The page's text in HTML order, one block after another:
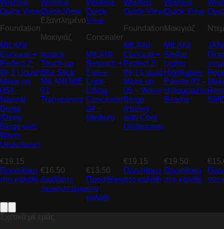
Wishlist
Quick View
Foundation
MILANI
Conceal +
Perfect 2-
IN-1 Liquid
Make up
05A –
Natural
Beige
(Deep
Beige with
Warm
Undertone)
€19.15
Προσθήκη
στο καλάθι
Wishlist
Quick View
Εξαντλημένο
Μακιγιάζ
Instant
Touch-up
Blur Stick
MILANI MIE
01
Transparent
€16.50
Διαβάστε
περισσότερα
Wishlist
Quick
View
Concealer
MILANI
Retouch +
Erase
Light-
Lifting
Concealer
04 –
Medium
€13.50
Προσθήκη
στο
καλάθι
Wishlist
Quick View
Foundation
MILANI
Conceal +
Perfect 2-
IN-1 Liquid
Make up
05 – Warm
Beige
(Honey
with Cool
Undertone)
€19.15
Προσθήκη
στο καλάθι
Wishlist
Quick View
Μακιγιάζ
MILANI
Stellar
Lights
Highlighter
Palette 02 –
Holographic
Beams
€19.50
Προσθήκη
στο καλάθι
€
στο
Σχετικά με εμάς